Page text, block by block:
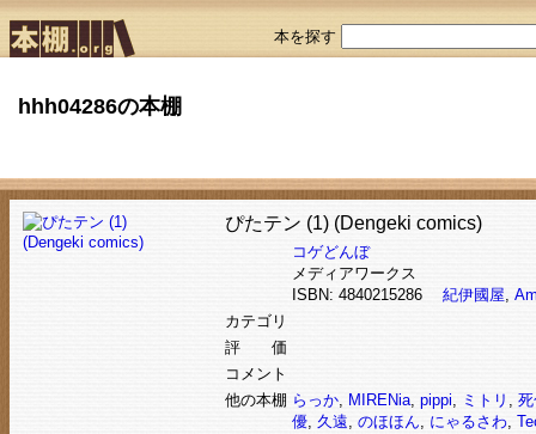
本を探す
hhh04286の本棚
ぴたテン (1) (Dengeki comics)
コゲどんぼ
メディアワークス
ISBN: 4840215286 紀伊國屋,
カテゴリ
評 価
コメント
他の本棚 らっか, MIRENia, pippi, ミトリ ,
優, 久遠, のほほん, にゃるさわ,